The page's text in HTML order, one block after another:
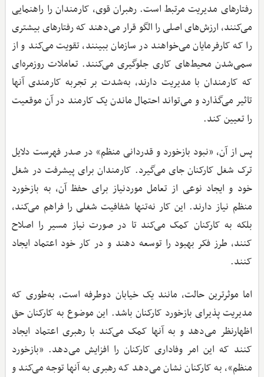
رفتارهای مدیریت مرتبط است. رهبران قوی، کارمندان را راهنمایی
می‌کنند، ارزش‌های اصلی را الگو قرار می‌دهند که رفتارهای بیشتری
را که کارفرمایان می‌خواهند در سازمان ببینند، تقویت می‌کند و از
سمی‌شدن محیط‌های کاری جلوگیری می‌کنند. تعاملات روزمره‌ای
که کارمندان با مدیریت دارند، به‌شدت بر تجربه کارمندی آنها
تاثیر می‌گذارد و می‌تواند احتمال ماندن یک کارمند در آن موقعیت
را تعیین کند.
پس از آن، «نبود بازخورد و قدردانی منظم» در صدر فهرست دلایل
ترک شغل کارکنان جای می‌گیرد. کارمندان برای پیشرفت در شغل
خود و ایجاد نوعی از تعامل موردنیاز برای حفظ آن، به بازخورد
منظم نیاز دارند. این کار نه‌تنها شفافیت شغلی را فراهم می‌کند،
بلکه به کارکنان کمک می‌کند تا در صورت نیاز مسیر را اصلاح
کنند، طرز فکر بهبود را توسعه دهند و در کار خود اعتماد ایجاد
کنند.
اما موثرترین حالت، مانند یک خیابان دوطرفه است، به‌طوری که
مدیریت پذیرای بازخورد کارکنان باشد. این موضوع به کارکنان حق
اظهارنظر می‌دهد و به آنها کمک می‌کند با رهبری اعتماد ایجاد
کنند که این امر وفاداری کارکنان را افزایش می‌دهد. «بازخورد
منظم»، به کارکنان نشان می‌دهد که رهبری به آنها توجه می‌کند و